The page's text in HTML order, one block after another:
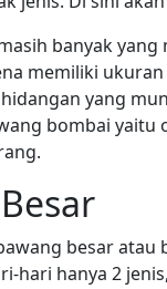
banyak
memiliki
yang
bombai
besar
hari hanya 2